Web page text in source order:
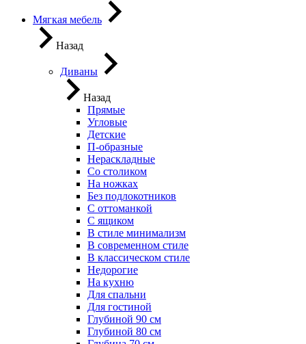
Мягкая мебель
Назад
Диваны
Назад
Прямые
Угловые
Детские
П-образные
Нераскладные
Со столиком
На ножках
Без подлокотников
С оттоманкой
С ящиком
В стиле минимализм
В современном стиле
В классическом стиле
Недорогие
На кухню
Для спальни
Для гостиной
Глубиной 90 см
Глубиной 80 см